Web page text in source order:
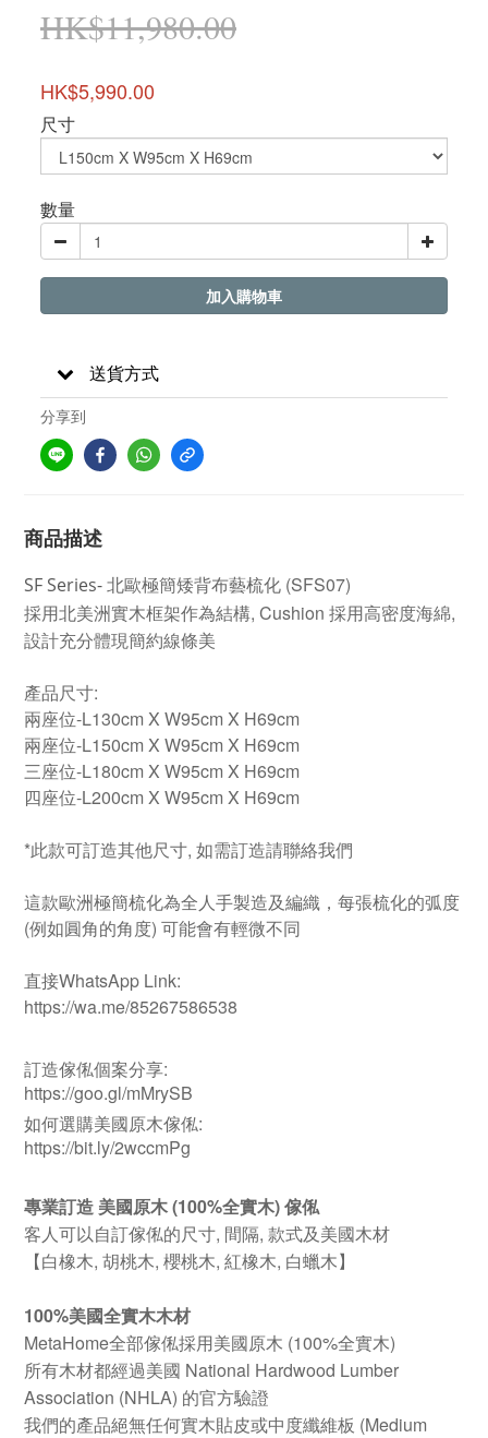
HK$11,980.00
HK$5,990.00
尺寸
數量
加入購物車
送貨方式
分享到
商品描述
SF Series-北歐極簡矮背布藝梳化 (SFS07)
採用北美洲實木框架作為結構, Cushion 採用高密度海綿,
設計充分體現簡約線條美
產品尺寸:
兩座位-L130cm X W95cm X H69cm
兩座位-L150cm X W95cm X H69cm
三座位-L180cm X W95cm X H69cm
四座位-L200cm X W95cm X H69cm
*此款可訂造其他尺寸, 如需訂造請聯絡我們
這款歐洲極簡梳化為全人手製造及編織，每張梳化的弧度
(例如圓角的角度) 可能會有輕微不同
直接WhatsApp Link:
https://wa.me/85267586538
訂造傢俬個案分享:
https://goo.gl/mMrySB
如何選購美國原木傢俬:
https://bit.ly/2wccmPg
專業訂造 美國原木 (100%全實木) 傢俬
客人可以自訂傢俬的尺寸, 間隔, 款式及美國木材
【白橡木, 胡桃木, 櫻桃木, 紅橡木, 白蠟木】
100%美國全實木木材
MetaHome全部傢俬採用美國原木 (100%全實木)
所有木材都經過美國 National Hardwood Lumber
Association (NHLA) 的官方驗證
我們的產品絕無任何實木貼皮或中度纖維板 (Medium